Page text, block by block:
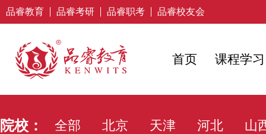
品睿教育 品睿考研 品睿职考 品睿校友会
首页 课程学习
院校： 全部 北京 天津 河北
山